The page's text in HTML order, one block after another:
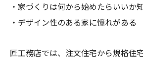
・家づくりは何から始めたらいいか
・デザイン性のある家に憧れがある
匠工務店では、注文住宅から規格住